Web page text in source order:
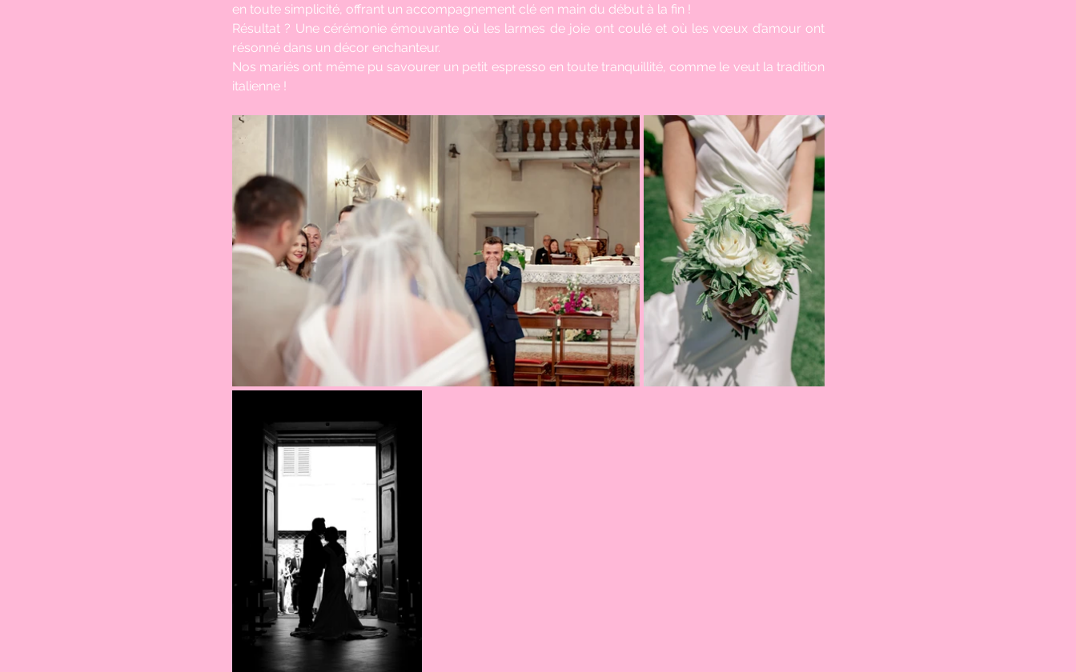
en toute simplicité, offrant un accompagnement clé en main du début à la fin !
Résultat ? Une cérémonie émouvante où les larmes de joie ont coulé et où les vœux d’amour ont
résonné dans un décor enchanteur.
Nos mariés ont même pu savourer un petit espresso en toute tranquillité, comme le veut la tradition
italienne !